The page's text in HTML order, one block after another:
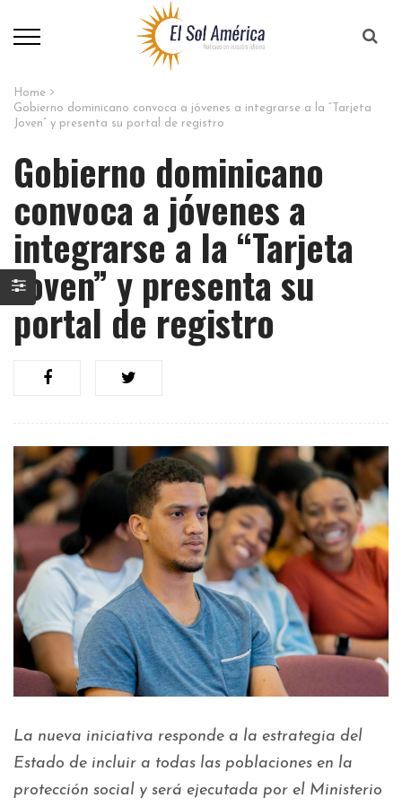
Home
Gobierno dominicano convoca a jóvenes a integrarse a la “Tarjeta
Joven” y presenta su portal de registro
Gobierno dominicano
convoca a jóvenes a
integrarse a la “Tarjeta
Joven” y presenta su
portal de registro
La nueva iniciativa responde a la estrategia del
Estado de incluir a todas las poblaciones en la
protección social y será ejecutada por el Ministerio